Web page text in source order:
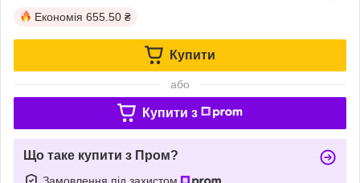
Економія 655.50 ₴
Купити
або
Купити з
Що таке купити з Пром?
Замовлення під захистом